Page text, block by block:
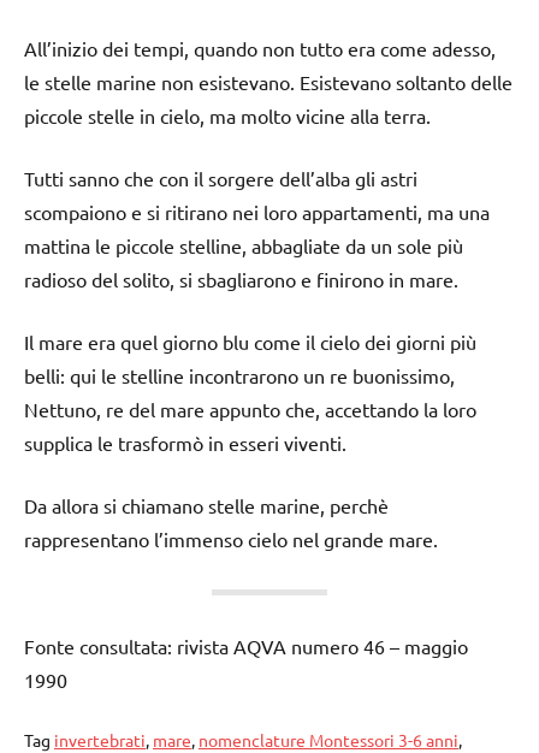
All’inizio dei tempi, quando non tutto era come adesso,
le stelle marine non esistevano. Esistevano soltanto delle
piccole stelle in cielo, ma molto vicine alla terra.
Tutti sanno che con il sorgere dell’alba gli astri
scompaiono e si ritirano nei loro appartamenti, ma una
mattina le piccole stelline, abbagliate da un sole più
radioso del solito, si sbagliarono e finirono in mare.
Il mare era quel giorno blu come il cielo dei giorni più
belli: qui le stelline incontrarono un re buonissimo,
Nettuno, re del mare appunto che, accettando la loro
supplica le trasformò in esseri viventi.
Da allora si chiamano stelle marine, perchè
rappresentano l’immenso cielo nel grande mare.
Fonte consultata: rivista AQVA numero 46 – maggio
1990
Tag invertebrati, mare, nomenclature Montessori 3-6 anni,